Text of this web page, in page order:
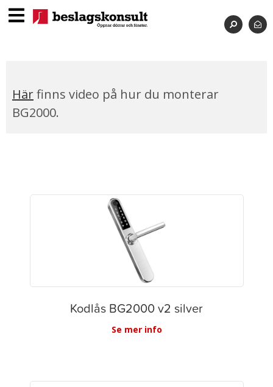
Härfinns video på hur du monterar
BG2000.
Kodlås BG2000 v2 silver
Se mer info